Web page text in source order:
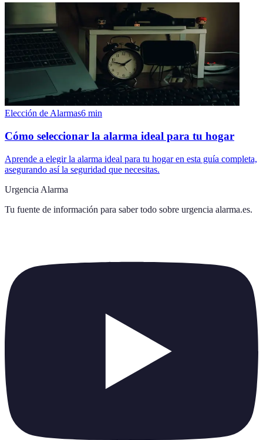
Elección de Alarmas6 min
Cómo seleccionar la alarma ideal para tu hogar
Aprende a elegir la alarma ideal para tu hogar en esta guía completa,
asegurando así la seguridad que necesitas.
Urgencia Alarma
Tu fuente de información para saber todo sobre urgencia alarma.es.